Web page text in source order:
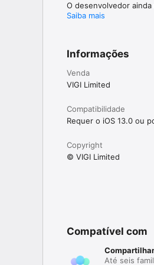
perturbar o bebê.
RECURSOS PARA
Use o recurso para
Use o recurso de
ATENDIMENTO AO
problema ou
Obrigado por usar o
O desenvolvedor
Saiba mais
Informações
Venda
VIGI Limited
Compatibilidade
Requer o iOS 13.0 ou
Copyright
© VIGI Limited
Compatível com
Até seis